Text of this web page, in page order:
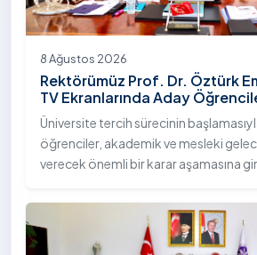
8 Ağustos 2026
Rektörümüz Prof. Dr. Öztürk
TV Ekranlarında Aday
Üniversite tercih sürecinin
öğrenciler, akademik ve mesleki
verecek önemli bir karar aşamasına
yaklaşımı ve sunduğu akademik
dönemindeki adaylarla buluşmayı
kapsamda Üniversitemiz Rektörü